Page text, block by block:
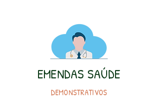
EMENDAS SAÚDE
DEMONSTRATIVOS